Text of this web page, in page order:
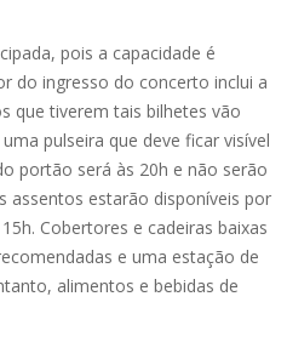
pois a capacidade é
do ingresso do concerto inclui a
que tiverem tais bilhetes vão
pulseira que deve ficar visível
portão será às 20h e não serão
assentos estarão disponíveis por
Cobertores e cadeiras baixas
e uma estação de
alimentos e bebidas de